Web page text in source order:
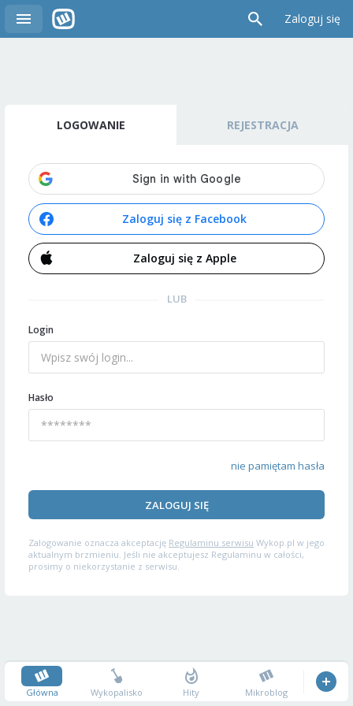
Zaloguj się
LOGOWANIE REJESTRACJA
Zaloguj się z Facebook
Zaloguj się z Apple
LUB
Login
Hasło
nie pamiętam hasła
ZALOGUJ SIĘ
Zalogowanie oznacza akceptację Regulaminu serwisu Wykop.pl w jego
aktualnym brzmieniu. Jeśli nie akceptujesz Regulaminu w całości,
prosimy o niekorzystanie z serwisu.
Główna Wykopalisko Hity Mikroblog